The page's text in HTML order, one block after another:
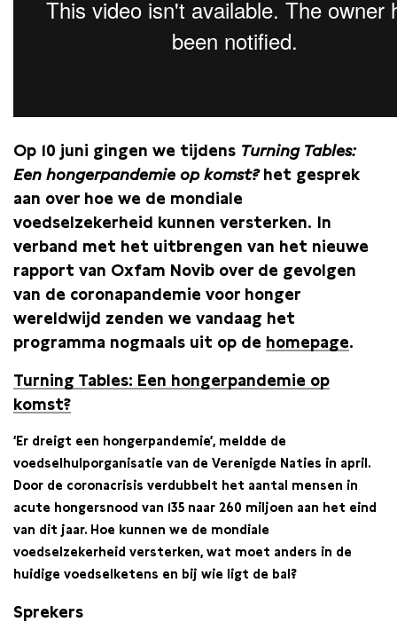
Op 10 juni gingen we tijdens Turning Tables:
Een hongerpandemie op komst?het gesprek
aan over hoe we de mondiale
voedselzekerheid kunnen versterken. In
verband met het uitbrengen van het nieuwe
rapport van Oxfam Novib over de gevolgen
van de coronapandemie voor honger
wereldwijd zenden we vandaag het
programma nogmaals uit op de homepage.
Turning Tables: Een hongerpandemie op
komst?
‘Er dreigt een hongerpandemie’, meldde de
voedselhulporganisatie van de Verenigde Naties in april.
Door de coronacrisis verdubbelt het aantal mensen in
acute hongersnood van 135 naar 260 miljoen aan het eind
van dit jaar. Hoe kunnen we de mondiale
voedselzekerheid versterken, wat moet anders in de
huidige voedselketens en bij wie ligt de bal?
Sprekers